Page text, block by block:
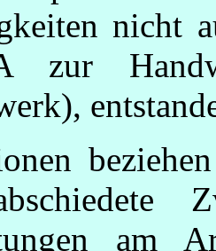
nicht
zur
am